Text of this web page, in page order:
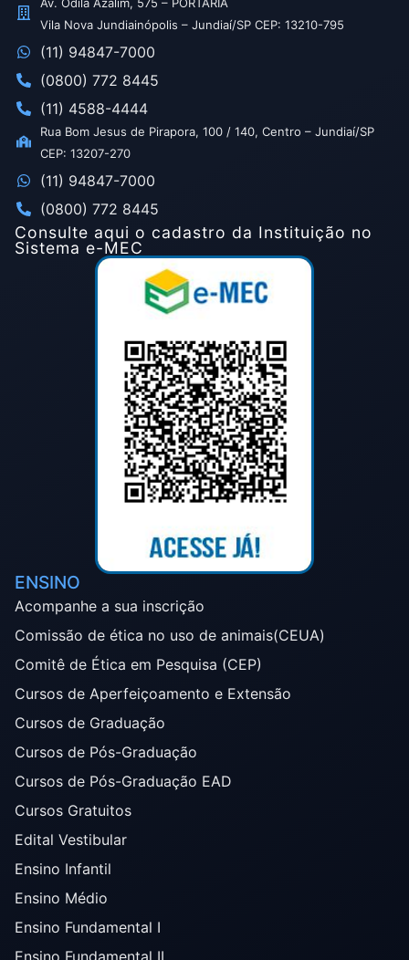
Vila Nova Jundiainópolis – Jundiaí/SP CEP: 13210-795
(11) 94847-7000
(0800) 772 8445
(11) 4588-4444
Rua Bom Jesus de Pirapora, 100 / 140, Centro – Jundiaí/SP
CEP: 13207-270
(11) 94847-7000
(0800) 772 8445
Consulte aqui o cadastro da Instituição no
Sistema e-MEC
ENSINO
Acompanhe a sua inscrição
Comissão de ética no uso de animais(CEUA)
Comitê de Ética em Pesquisa (CEP)
Cursos de Aperfeiçoamento e Extensão
Cursos de Graduação
Cursos de Pós-Graduação
Cursos de Pós-Graduação EAD
Cursos Gratuitos
Edital Vestibular
Ensino Infantil
Ensino Médio
Ensino Fundamental I